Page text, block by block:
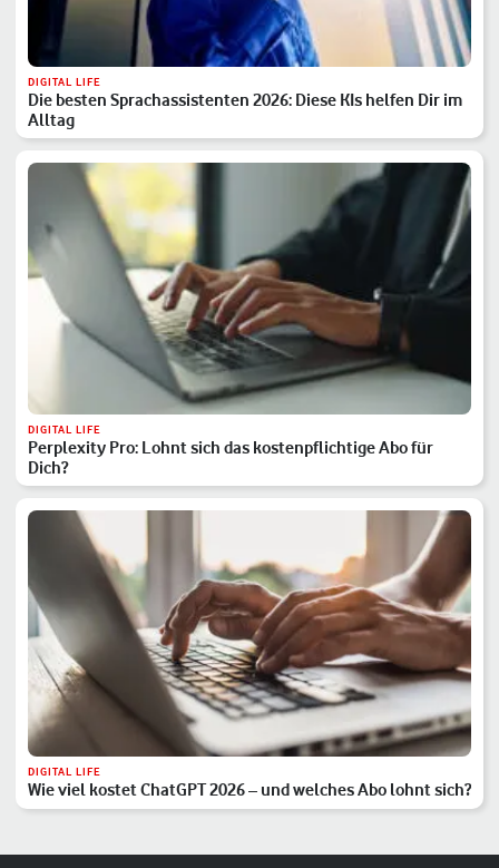
DIGITAL LIFE
Die besten Sprachassistenten 2026: Diese KIs helfen Dir im
Alltag
DIGITAL LIFE
Perplexity Pro: Lohnt sich das kostenpflichtige Abo für
Dich?
DIGITAL LIFE
Wie viel kostet ChatGPT 2026 – und welches Abo lohnt sich?